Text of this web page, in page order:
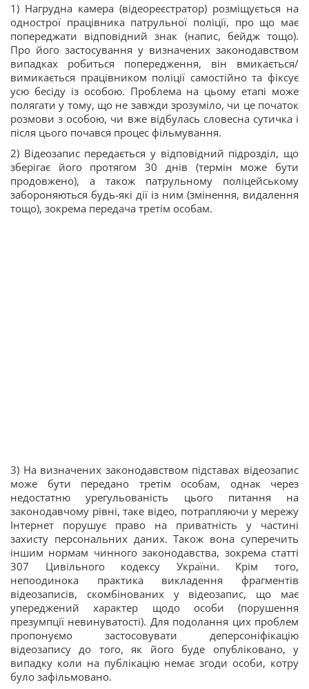
1) Нагрудна камера (відеореєстратор) розміщується на
однострої працівника патрульної поліції, про що має
попереджати відповідний знак (напис, бейдж тощо).
Про його застосування у визначених законодавством
випадках робиться попередження, він вмикається/
вимикається працівником поліції самостійно та фіксує
усю бесіду із особою. Проблема на цьому етапі може
полягати у тому, що не завжди зрозуміло, чи це початок
розмови з особою, чи вже відбулась словесна сутичка і
після цього почався процес фільмування.
2) Відеозапис передається у відповідний підрозділ, що
зберігає його протягом 30 днів (термін може бути
продовжено), а також патрульному поліцейському
забороняються будь-які дії із ним (змінення, видалення
тощо), зокрема передача третім особам.
3) На визначених законодавством підставах відеозапис
може бути передано третім особам, однак через
недостатню урегульованість цього питання на
законодавчому рівні, таке відео, потрапляючи у мережу
Інтернет порушує право на приватність у частині
захисту персональних даних. Також вона суперечить
іншим нормам чинного законодавства, зокрема статті
307 Цивільного кодексу України. Крім того,
непоодинока практика викладення фрагментів
відеозаписів, скомбінованих у відеозапис, що має
упереджений характер щодо особи (порушення
презумпції невинуватості). Для подолання цих проблем
пропонуємо застосовувати деперсоніфікацію
відеозапису до того, як його буде опубліковано, у
випадку коли на публікацію немає згоди особи, котру
було зафільмовано.